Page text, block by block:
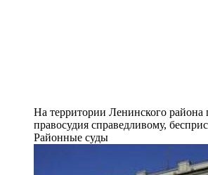
На территории Ленинского района
правосудия справедливому,
Районные суды